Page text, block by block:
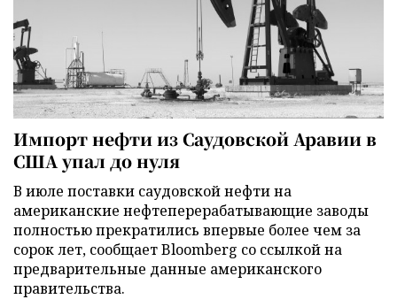
Импорт нефти из Саудовской Аравии в
США упал до нуля
В июле поставки саудовской нефти на
американские нефтеперерабатывающие заводы
полностью прекратились впервые более чем за
сорок лет, сообщает Bloomberg со ссылкой на
предварительные данные американского
правительства.